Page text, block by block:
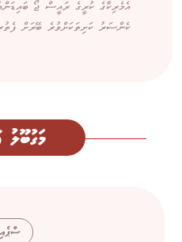
އެމެރިކާގެ ކުރީގެ ރައީސް ޖޯ
ކެންސަރު ކަށިތަކަށްވުރެ ބޭރަށް
މަގުބޫލު